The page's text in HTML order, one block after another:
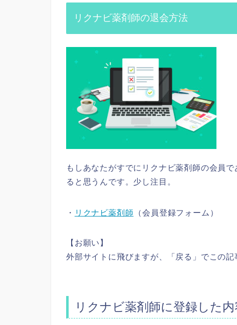
リクナビ薬剤師の退会方法
もしあなたがすでにリクナビ薬剤師の会員
ると思うんです。少し注目。
・ リクナビ薬剤師 （会員登録フォーム）
【お願い】
外部サイトに飛びますが、「戻る」でこの記
リクナビ薬剤師に登録した内